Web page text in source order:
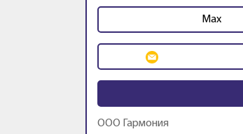
Max
ООО Гармония